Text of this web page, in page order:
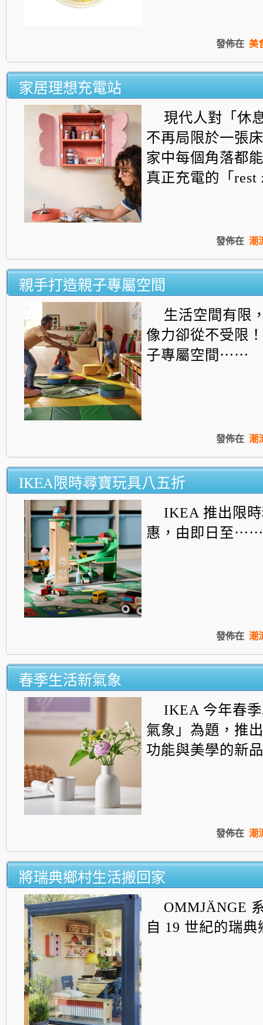
發佈在 美
家居理想充電站
現代人對「休
不再局限於一張
家中每個角落都
真正充電的「
發佈在 潮
親手打造親子專屬空間
生活空間有限
像力卻從不受限
子專屬空間⋯⋯
發佈在 潮
IKEA限時尋寶玩具八五折
IKEA 推出限
惠，由即日至⋯⋯
發佈在 潮
春季生活新氣象
IKEA 今年春
氣象」為題， 推
功能與美學的新
發佈在 潮
將瑞典鄉村生活搬回家
OMMJÄNGE
自 19 世紀的瑞